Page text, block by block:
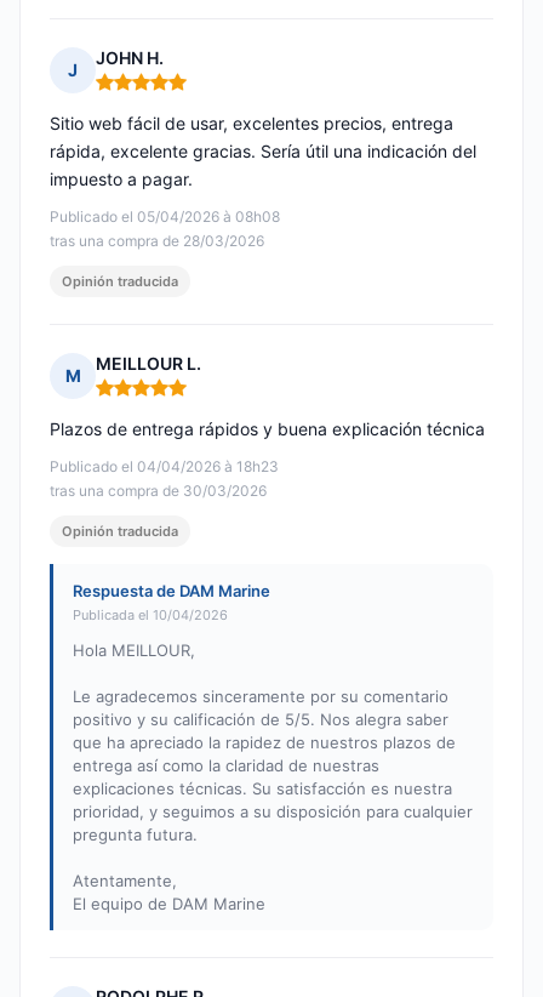
J
JOHN H.
Nota: 5 de 5
Publicado el 05/04/2026 à 08h08
tras una compra de 28/03/2026
Sitio web fácil de usar, excelentes precios, entrega
rápida, excelente gracias. Sería útil una indicación del
impuesto a pagar.
Opinión traducida
M
MEILLOUR L.
Nota: 5 de 5
Publicado el 04/04/2026 à 18h23
tras una compra de 30/03/2026
Plazos de entrega rápidos y buena explicación técnica
Opinión traducida
Respuesta de DAM Marine
Publicada el 10/04/2026
Hola MEILLOUR,
Le agradecemos sinceramente por su comentario
positivo y su calificación de 5/5. Nos alegra saber
que ha apreciado la rapidez de nuestros plazos de
entrega así como la claridad de nuestras
explicaciones técnicas. Su satisfacción es nuestra
prioridad, y seguimos a su disposición para cualquier
pregunta futura.
Atentamente,
El equipo de DAM Marine